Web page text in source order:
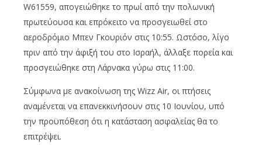
W61559, απογειώθηκε το πρωί από την πολωνική
πρωτεύουσα και επρόκειτο να προσγειωθεί στο
αεροδρόμιο Μπεν Γκουριόν στις 10:55. Ωστόσο, λίγο
πριν από την άφιξή του στο Ισραήλ, άλλαξε πορεία και
προσγειώθηκε στη Λάρνακα γύρω στις 11:00.
Σύμφωνα με ανακοίνωση της Wizz Air, οι πτήσεις
αναμένεται να επανεκκινήσουν στις 10 Ιουνίου, υπό
την προϋπόθεση ότι η κατάσταση ασφαλείας θα το
επιτρέψει.